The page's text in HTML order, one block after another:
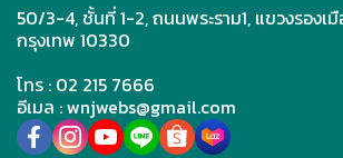
50/3-4, ชั้นที่ 1-2, ถนนพระราม1, แขวงรองเ
กรุงเทพ 10330
โทร : 02 215 7666
อีเมล : wnjwebs@gmail.com